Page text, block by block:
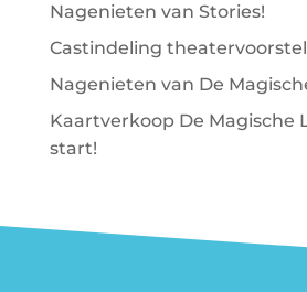
6
aantal
Nagenieten van Stories!
Castindeling
Nagenieten van De
Kaartverkoop De Magische
start!